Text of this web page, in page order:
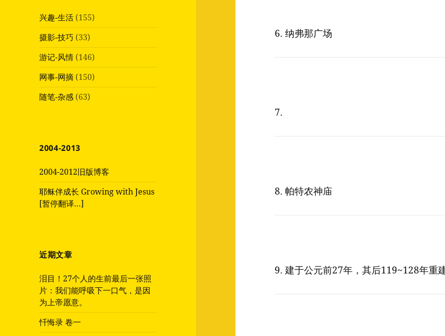
兴趣-生活 (155)
摄影-技巧 (33)
游记-风情 (146)
网事-网摘 (150)
随笔-杂感 (63)
2004-2013
2004-2012旧版博客
耶稣伴成长 Growing with Jesus
[暂停翻译…]
近期文章
泪目！27个人的生前最后一张照
片：我们能呼吸下一口气，是因
为上帝愿意。
忏悔录 卷一
6. 纳弗那广场
7.
8. 帕特农神庙
9. 建于公元前27年，其后119~128年重